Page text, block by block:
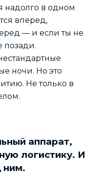
надолго в одном
вперед,
— и если ты не
позади.
ночи. Но это
Не только в
аппарат,
логистику. И
ним.